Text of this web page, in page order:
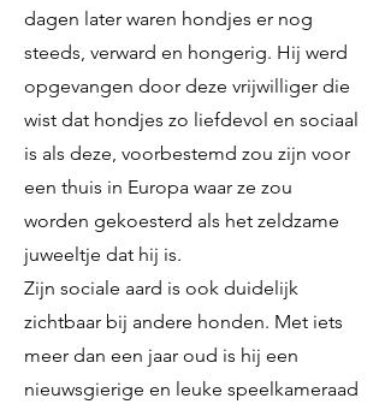
dagen later waren hondjes er nog
steeds, verward en hongerig. Hij werd
opgevangen door deze vrijwilliger die
wist dat hondjes zo liefdevol en sociaal
is als deze, voorbestemd zou zijn voor
een thuis in Europa waar ze zou
worden gekoesterd als het zeldzame
juweeltje dat hij is.
Zijn sociale aard is ook duidelijk
zichtbaar bij andere honden. Met iets
meer dan een jaar oud is hij een
nieuwsgierige en leuke speelkameraad